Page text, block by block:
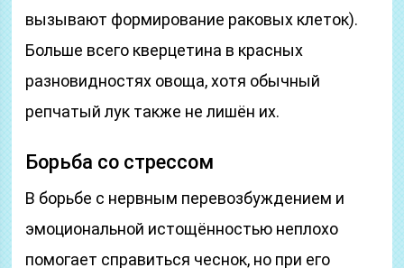
вызывают формирование раковых клеток).
Больше всего кверцетина в красных
разновидностях овоща, хотя обычный
репчатый лук также не лишён их.
Борьба со стрессом
В борьбе с нервным перевозбуждением и
эмоциональной истощённостью неплохо
помогает справиться чеснок, но при его